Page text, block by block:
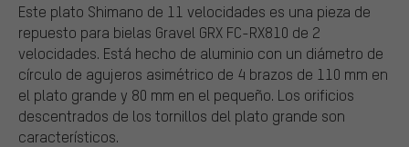
Este plato Shimano de 11 velocidades es una pieza de
repuesto para bielas Gravel GRX FC-RX810 de 2
velocidades. Está hecho de aluminio con un diámetro de
círculo de agujeros asimétrico de 4 brazos de 110 mm en
el plato grande y 80 mm en el pequeño. Los orificios
descentrados de los tornillos del plato grande son
característicos.